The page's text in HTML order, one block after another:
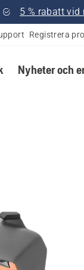
5 % rabatt
Registrera
Nyheter och